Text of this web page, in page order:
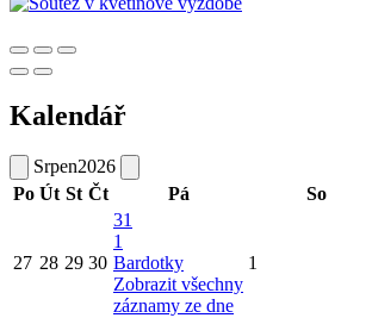
Kalendář
Srpen2026
Po Út St Čt Pá So
27 28 29 30
31
1
Bardotky
Zobrazit všechny
záznamy ze dne
1